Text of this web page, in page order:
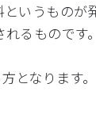
いうもの
るものです。
なります。